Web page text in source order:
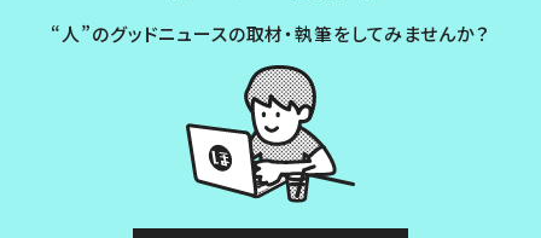
“人”のグッドニュースの取材・執筆をしてみませんか？